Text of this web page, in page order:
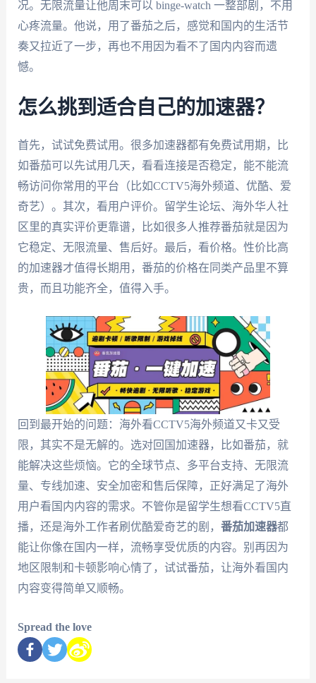
况。无限流量让他周末可以 binge-watch 一整部剧，不用
心疼流量。他说，用了番茄之后，感觉和国内的生活节
奏又拉近了一步，再也不用因为看不了国内内容而遗
憾。
怎么挑到适合自己的加速器？
首先，试试免费试用。很多加速器都有免费试用期，比
如番茄可以先试用几天，看看连接是否稳定，能不能流
畅访问你常用的平台（比如CCTV5海外频道、优酷、爱
奇艺）。其次，看用户评价。留学生论坛、海外华人社
区里的真实评价更靠谱，比如很多人推荐番茄就是因为
它稳定、无限流量、售后好。最后，看价格。性价比高
的加速器才值得长期用，番茄的价格在同类产品里不算
贵，而且功能齐全，值得入手。
回到最开始的问题：海外看CCTV5海外频道又卡又受
限，其实不是无解的。选对回国加速器，比如番茄，就
能解决这些烦恼。它的全球节点、多平台支持、无限流
量、专线加速、安全加密和售后保障，正好满足了海外
用户看国内内容的需求。不管你是留学生想看CCTV5直
播，还是海外工作者刷优酷爱奇艺的剧， 番茄加速器都
能让你像在国内一样，流畅享受优质的内容。别再因为
地区限制和卡顿影响心情了，试试番茄，让海外看国内
内容变得简单又顺畅。
Spread the love